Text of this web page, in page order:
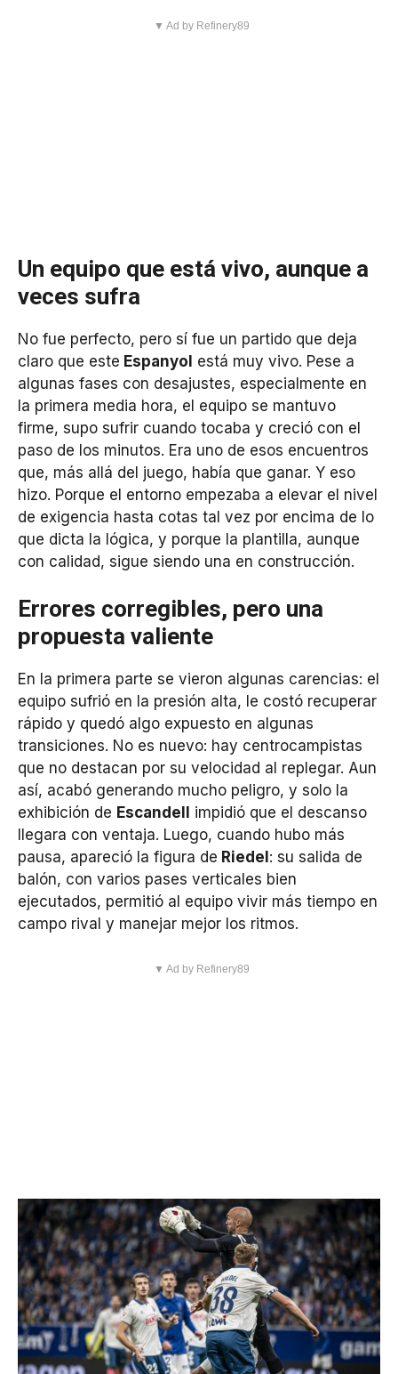
▼ Ad by Refinery89
Un equipo que está vivo, aunque a
veces sufra
No fue perfecto, pero sí fue un partido que deja
claro que este Espanyol está muy vivo. Pese a
algunas fases con desajustes, especialmente en
la primera media hora, el equipo se mantuvo
firme, supo sufrir cuando tocaba y creció con el
paso de los minutos. Era uno de esos encuentros
que, más allá del juego, había que ganar. Y eso
hizo. Porque el entorno empezaba a elevar el nivel
de exigencia hasta cotas tal vez por encima de lo
que dicta la lógica, y porque la plantilla, aunque
con calidad, sigue siendo una en construcción.
Errores corregibles, pero una
propuesta valiente
En la primera parte se vieron algunas carencias: el
equipo sufrió en la presión alta, le costó recuperar
rápido y quedó algo expuesto en algunas
transiciones. No es nuevo: hay centrocampistas
que no destacan por su velocidad al replegar. Aun
así, acabó generando mucho peligro, y solo la
exhibición de Escandell
impidió que el descanso
llegara con ventaja. Luego, cuando hubo más
pausa, apareció la figura de Riedel : su salida de
balón, con varios pases verticales bien
ejecutados, permitió al equipo vivir más tiempo en
campo rival y manejar mejor los ritmos.
▼ Ad by Refinery89